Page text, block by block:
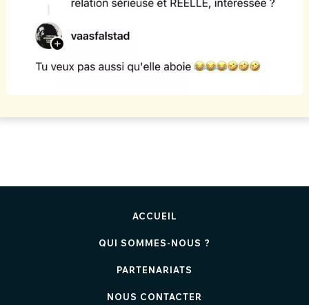
ACCUEIL
QUI SOMMES-NOUS ?
PARTENARIATS
NOUS CONTACTER